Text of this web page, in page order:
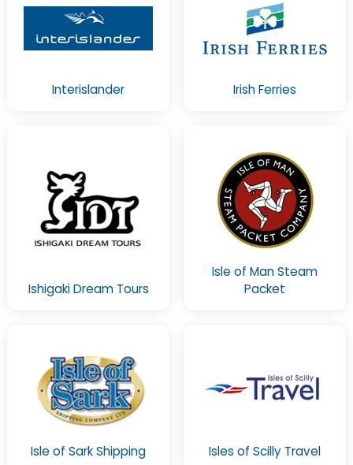
Interislander Irish Ferries
Ishigaki Dream Tours
Isle of Man Steam
Packet
Isle of Sark Shipping Isles of Scilly Travel